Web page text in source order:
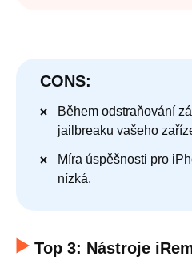
CONS:
Během odstraňování
jailbreaku vašeho
Míra úspěšnosti pro
nízká.
Top 3: Nástroje